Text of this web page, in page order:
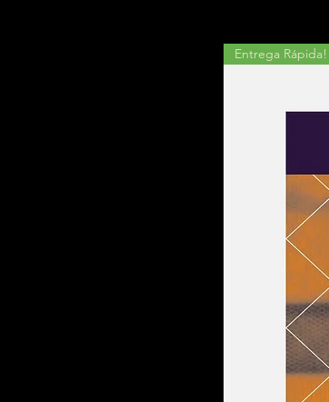
Entrega Rápida!